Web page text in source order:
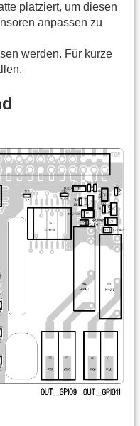
platziert, um diesen
anpassen zu
werden. Für kurze